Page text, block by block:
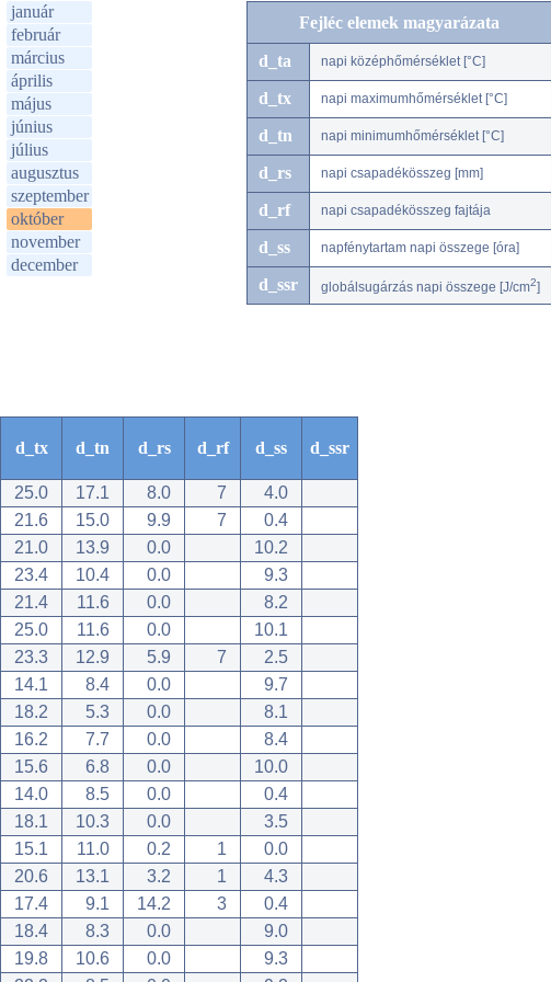
január
február
március
április
május
június
július
augusztus
szeptember
október
november
december
Fejléc elemek magyarázata
d_ta napi középhőmérséklet [°C]
d_tx napi maximumhőmérséklet [°C]
d_tn napi minimumhőmérséklet [°C]
d_rs napi csapadékösszeg [mm]
d_rf napi csapadékösszeg fajtája
d_ss napfénytartam napi összege [óra]
d_ssr globálsugárzás napi összege [J/cm2]
d_tx d_tn d_rs d_rf d_ss d_ssr
25.0 17.1 8.0 7
4.0
21.6 15.0 9.9 7
0.4
21.0 13.9 0.0
10.2
23.4 10.4 0.0
9.3
21.4 11.6 0.0
8.2
25.0 11.6 0.0
10.1
23.3 12.9 5.9 7
2.5
14.1 8.4 0.0
9.7
18.2 5.3 0.0
8.1
16.2 7.7 0.0
8.4
15.6 6.8 0.0
10.0
14.0 8.5 0.0
0.4
18.1 10.3 0.0
3.5
15.1 11.0 0.2 1
0.0
20.6 13.1 3.2 1
4.3
17.4 9.1 14.2 3
0.4
18.4 8.3 0.0
9.0
19.8 10.6 0.0
9.3